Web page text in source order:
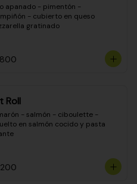
apanado - pimentón -
- cubierto en queso
gratinado
Roll
- salmón - ciboulette -
en salmón cocido y pasta